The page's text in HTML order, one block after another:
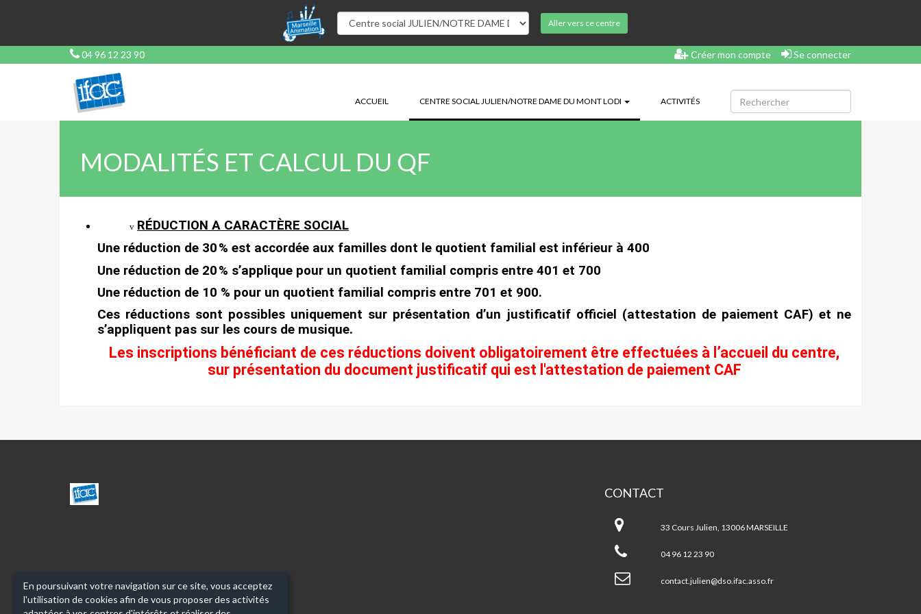
Aller vers ce centre
04 96 12 23 90 Créer mon compte Se connecter
ACCUEIL CENTRE SOCIAL JULIEN/NOTRE DAME DU MONT LODI (CURRENT)ACTIVITÉS
MODALITÉS ET CALCUL DU QF
v RÉDUCTION A CARACTÈRE SOCIAL
Une réduction de 30% est accordée aux familles dont le quotient familial est inférieur à 400
Une réduction de 20% s’applique pour un quotient familial compris entre 401 et 700
Une réduction de 10 % pour un quotient familial compris entre 701 et 900.
Ces réductions sont possibles uniquement sur présentation d’un justificatif officiel (attestation de paiement CAF) et ne
s’appliquent pas sur les cours de musique.
Les inscriptions bénéficiant de ces réductions doivent obligatoirement être effectuées à l’accueil du centre,
sur présentation du document justificatif qui est l'attestation de paiement CAF
CENTRE
SOCIAL
CONTACT
social
JULIEN/NOTRE
DAME
MONT
LODI
33 Cours Julien, 13006 MARSEILLE
04 96 12 23 90
contact.julien@dso.ifac.asso.fr
En poursuivant votre navigation sur ce site, vous acceptez
l'utilisation de cookies afin de vous proposer des activités